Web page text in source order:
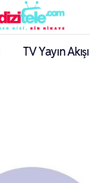
TV Yayın Akışı